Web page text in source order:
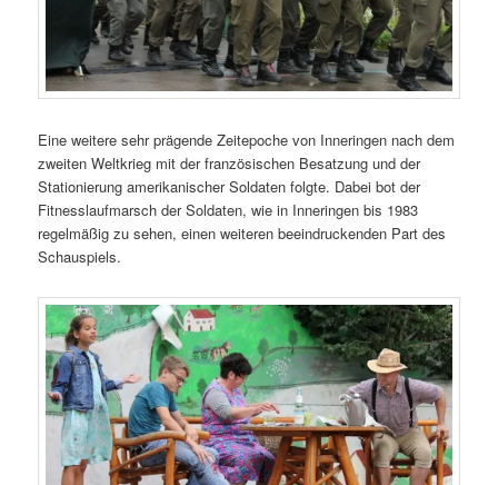
Eine weitere sehr prägende Zeitepoche von Inneringen nach dem
zweiten Weltkrieg mit der französischen Besatzung und der
Stationierung amerikanischer Soldaten folgte. Dabei bot der
Fitnesslaufmarsch der Soldaten, wie in Inneringen bis 1983
regelmäßig zu sehen, einen weiteren beeindruckenden Part des
Schauspiels.